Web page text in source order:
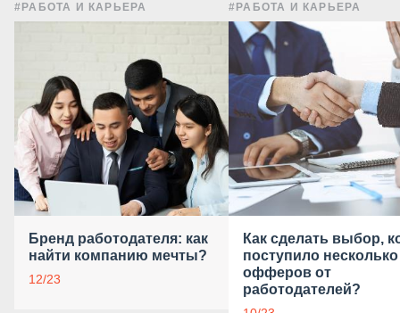
#РАБОТА И КАРЬЕРА
Бренд работодателя: как
найти компанию мечты?
12/23
#РАБОТА И КАРЬЕРА
Как сделать выбор,
поступило несколько
офферов от
работодателей?